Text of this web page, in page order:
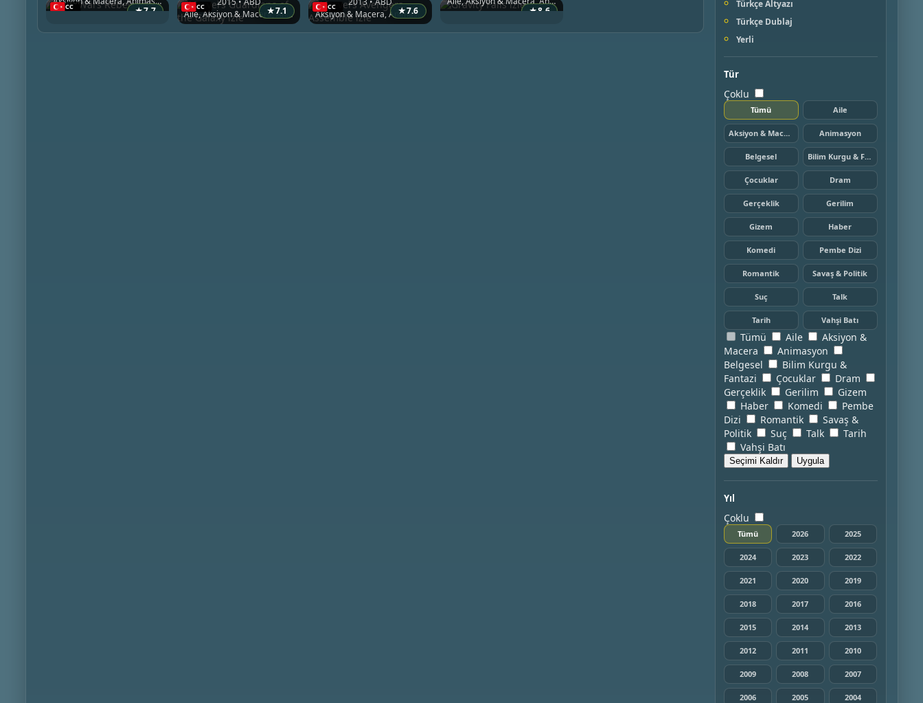
★7.7
★7.1 Aile, Aksiyon & Macera, Animasyon
★7.6Aksiyon & Macera, Animasyon, Bilim Kurgu & Fantazi
★8.6
Türkçe Altyazı
Türkçe Dublaj
Yerli
Tür
Çoklu
Tümü Aile
Aksiyon & Macera Animasyon
Belgesel Bilim Kurgu & Fantazi
Çocuklar Dram
Gerçeklik Gerilim
Gizem Haber
Komedi Pembe Dizi
Romantik Savaş & Politik
Suç Talk
Tarih Vahşi Batı
Tümü Aile
Aksiyon &
Macera
Animasyon
Belgesel
Bilim Kurgu &
Fantazi
Çocuklar
Dram
Gerçeklik
Gerilim
Gizem
Haber
Komedi
Pembe
Dizi
Romantik
Savaş &
Politik
Suç Talk
Tarih
Vahşi Batı
Seçimi Kaldır Uygula
Yıl
Çoklu
Tümü 2026 2025
2024 2023 2022
2021 2020 2019
2018 2017 2016
2015 2014 2013
2012 2011 2010
2009 2008 2007
2006 2005 2004